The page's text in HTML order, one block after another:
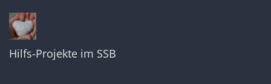
Hilfs-Projekte im SSB